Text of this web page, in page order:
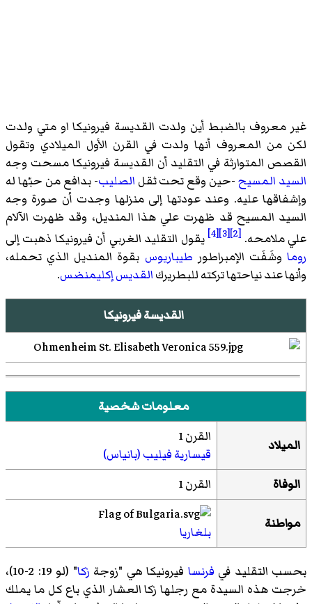
غير معروف بالضبط أين ولدت القديسة فيرونيكا او متي ولدت
لكن من المعروف أنها ولدت في القرن الأول الميلادي وتقول
القصص المتوارثة في التقليد أن القديسة فيرونيكا مسحت وجه
السيد المسيح-حين وقع تحت ثقل الصليب- بدافع من حبّها له
وإشفاقها عليه. وعند عودتها إلى منزلها وجدت أن صورة وجه
السيد المسيح قد ظهرت علي هذا المنديل، وقد ظهرت الآلام
علي ملامحه.
[2]
[3]
[4]
يقول التقليد الغربي أن فيرونيكا ذهبت إلى
روماوشَفَت الإمبراطور طيباريوس بقوة المنديل الذي تحمله،
وأنها عند نياحتها تركته للبطريركالقديس إكليمنضس.
القديسة فيرونيكا
معلومات شخصية
الميلاد
القرن 1
قيسارية فيليب (بانياس)
الوفاة
القرن 1
مواطنة بلغاريا
بحسب التقليد في فرنسا فيرونيكا هي "زوجة زكا
" (لو 19: 2-10)،
خرجت هذه السيدة مع رجلها زكا العشار الذي باع كل ما يملك